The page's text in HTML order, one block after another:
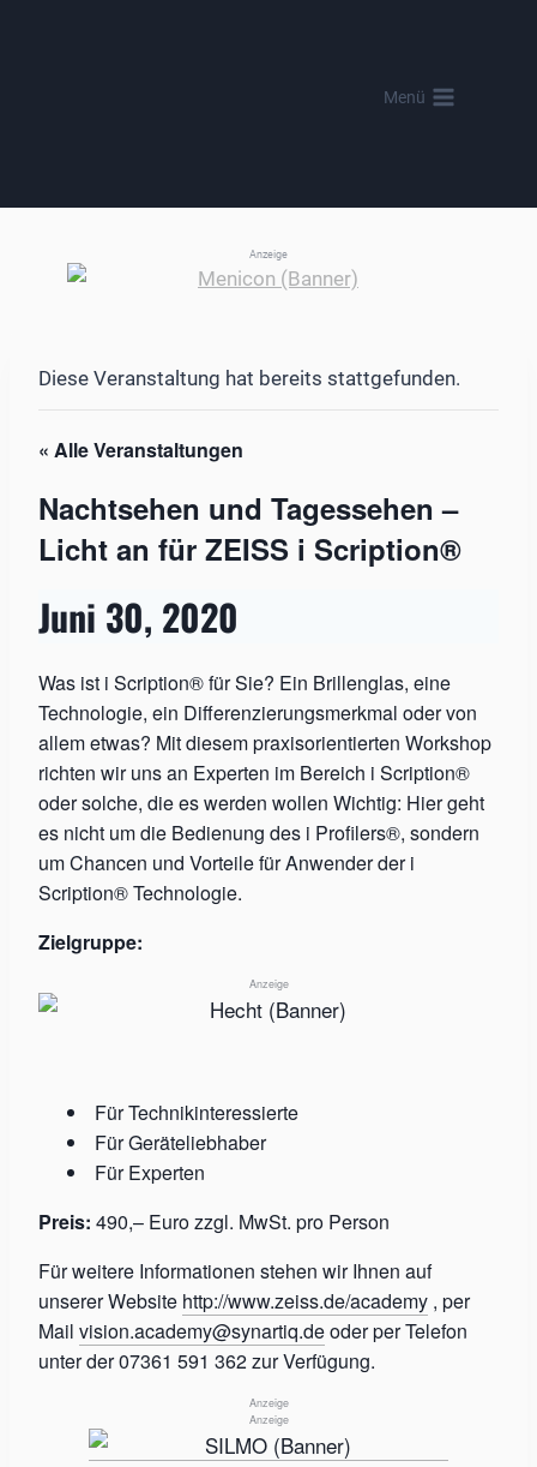
Menü
Anzeige
Diese Veranstaltung hat bereits stattgefunden.
« Alle Veranstaltungen
Nachtsehen und Tagessehen –
Licht an für ZEISS i Scription®
Juni 30, 2020
Was ist i Scription® für Sie? Ein Brillenglas, eine
Technologie, ein Differenzierungsmerkmal oder von
allem etwas? Mit diesem praxisorientierten Workshop
richten wir uns an Experten im Bereich i Scription®
oder solche, die es werden wollen Wichtig: Hier geht
es nicht um die Bedienung des i Profilers®, sondern
um Chancen und Vorteile für Anwender der i
Scription® Technologie.
Zielgruppe:
Anzeige
Für Technikinteressierte
Für Geräteliebhaber
Für Experten
Preis: 490,– Euro zzgl. MwSt. pro Person
Für weitere Informationen stehen wir Ihnen auf
unserer Website http://www.zeiss.de/academy , per
Mail vision.academy@synartiq.deoder per Telefon
unter der 07361 591 362 zur Verfügung.
Anzeige
Anzeige